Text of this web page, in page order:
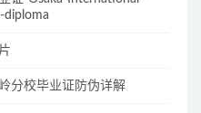
diploma
分校毕业证防伪详解